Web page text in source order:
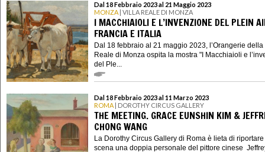
Dal 18 Febbraio 2023 al 21 Maggio 2023
MONZA | VILLA REALE DI MONZA
I MACCHIAIOLI E L’INVENZIONE DEL PLEIN
FRANCIA E ITALIA
Dal 18 febbraio al 21 maggio 2023, l’Orangerie
Reale di Monza ospita la mostra "I Macchiaioli e
del Ple...
Dal 18 Febbraio 2023 al 11 Marzo 2023
ROMA | DOROTHY CIRCUS GALLERY
THE MEETING. GRACE EUNSHIN KIM &
CHONG WANG
La Dorothy Circus Gallery di Roma è lieta di
scena una doppia personale del pittore cinese